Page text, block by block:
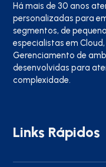
Há mais de 30 anos
personalizadas para
segmentos, de
especialistas em
Gerenciamento de
desenvolvidas para
complexidade.
Links Rápidos